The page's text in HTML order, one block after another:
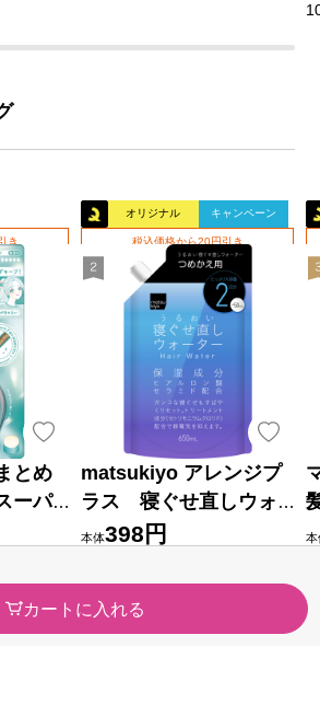
カートに入れる
き
とめ
ーパ
ウテ
2026/08/
オリジナル キャンペーン
税込価格から20円引き
matsukiyo アレンジプ
ラス 寝ぐせ直しウォ
ーター詰替大容量 ６５
本体398円
（15）
今すぐのご注文で最短2026/08/
10に届きます
本